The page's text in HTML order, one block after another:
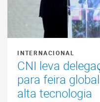
INTERNACIONAL
CNI leva
para feira
alta tecnologia